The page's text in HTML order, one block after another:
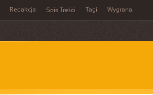
Redakcja Spis Treści Tagi Wygrana